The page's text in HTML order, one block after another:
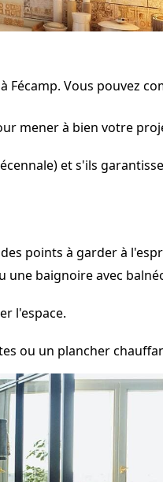
Vous pouvez
mener à bien votre
et s'ils
points à garder à
baignoire avec
l'espace.
ou un plancher